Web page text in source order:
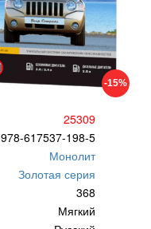
-15%
25309
978-617537-198-5
Монолит
Золотая серия
368
Мягкий